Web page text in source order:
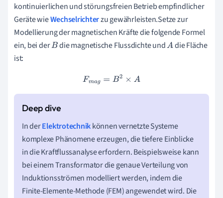
kontinuierlichen und störungsfreien Betrieb empfindlicher
Geräte wieWechselrichterzu gewährleisten.Setze zur
Modellierung der magnetischen Kräfte die folgende Formel
ein, bei derB die magnetische Flussdichte undA die Fläche
ist:
Fm ag =B2×A
In derElektrotechnikkönnen vernetzte Systeme
komplexe Phänomene erzeugen, die tiefere Einblicke
in die Kraftflussanalyse erfordern. Beispielsweise kann
bei einem Transformator die genaue Verteilung von
Induktionsströmen modelliert werden, indem die
Finite-Elemente-Methode (FEM) angewendet wird. Die